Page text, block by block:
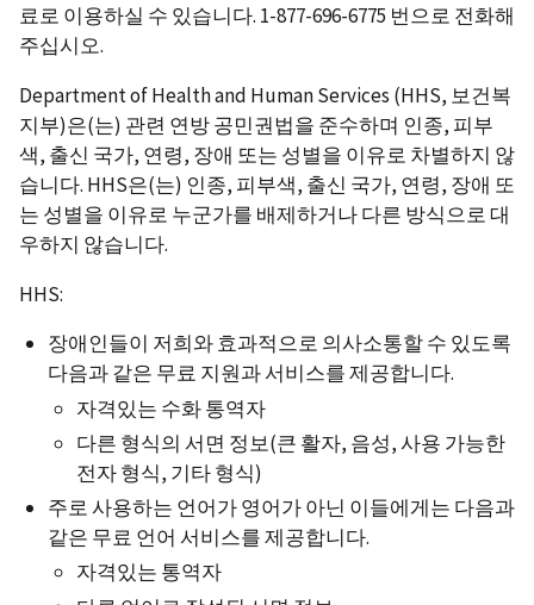
료로 이용하실 수 있습니다. 1-877-696-6775 번으로 전화해
주십시오.
Department of Health and Human Services (HHS, 보건복
지부)은(는) 관련 연방 공민권법을 준수하며 인종, 피부
색, 출신 국가, 연령, 장애 또는 성별을 이유로 차별하지 않
습니다. HHS은(는) 인종, 피부색, 출신 국가, 연령, 장애 또
는 성별을 이유로 누군가를 배제하거나 다른 방식으로 대
우하지 않습니다.
HHS:
장애인들이 저희와 효과적으로 의사소통할 수 있도록
다음과 같은 무료 지원과 서비스를 제공합니다.
자격있는 수화 통역자
다른 형식의 서면 정보(큰 활자, 음성, 사용 가능한
전자 형식, 기타 형식)
주로 사용하는 언어가 영어가 아닌 이들에게는 다음과
같은 무료 언어 서비스를 제공합니다.
자격있는 통역자